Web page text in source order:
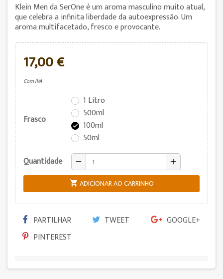
Klein Men da SerOne é um aroma masculino muito atual,
que celebra a infinita liberdade da autoexpressão. Um
aroma multifacetado, fresco e provocante.
17,00 €
Com IVA
Frasco
1 Litro
500ml

100ml
50ml
Quantidade
remove add
 ADICIONAR AO CARRINHO
PARTILHAR TWEET
GOOGLE+
PINTEREST